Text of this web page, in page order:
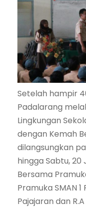
Setelah hampir
Padalarang
Lingkungan
dengan Kemah
dilangsungkan
hingga Sabtu, 20
Bersama
Pramuka SMAN
Pajajaran dan